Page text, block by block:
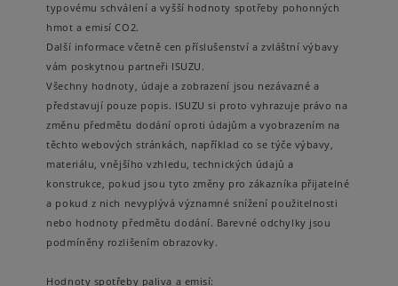
typovému schválení a vyšší hodnoty spotřeby pohonných
hmot a emisí CO2.
Další informace včetně cen příslušenství a zvláštní výbavy
vám poskytnou partneři ISUZU.
Všechny hodnoty, údaje a zobrazení jsou nezávazné a
představují pouze popis. ISUZU si proto vyhrazuje právo na
změnu předmětu dodání oproti údajům a vyobrazením na
těchto webových stránkách, například co se týče výbavy,
materiálu, vnějšího vzhledu, technických údajů a
konstrukce, pokud jsou tyto změny pro zákazníka přijatelné
a pokud z nich nevyplývá významné snížení použitelnosti
nebo hodnoty předmětu dodání. Barevné odchylky jsou
podmíněny rozlišením obrazovky.
Hodnoty spotřeby paliva a emisí: